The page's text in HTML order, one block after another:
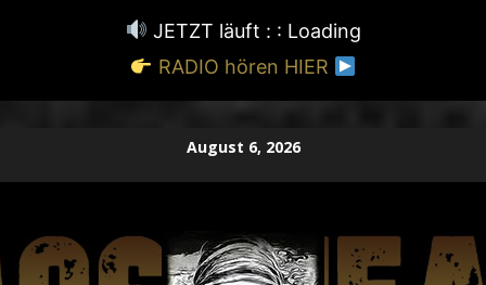
JETZT läuft : : Loading
RADIO hören HIER
August 6, 2026